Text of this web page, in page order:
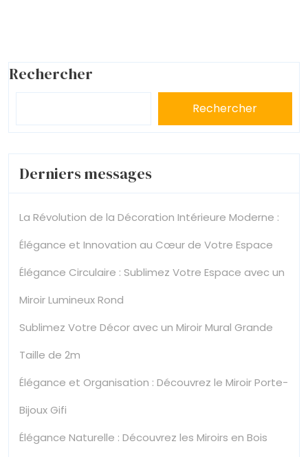
Rechercher
Rechercher
Derniers messages
La Révolution de la Décoration Intérieure Moderne :
Élégance et Innovation au Cœur de Votre Espace
Élégance Circulaire : Sublimez Votre Espace avec un
Miroir Lumineux Rond
Sublimez Votre Décor avec un Miroir Mural Grande
Taille de 2m
Élégance et Organisation : Découvrez le Miroir Porte-
Bijoux Gifi
Élégance Naturelle : Découvrez les Miroirs en Bois